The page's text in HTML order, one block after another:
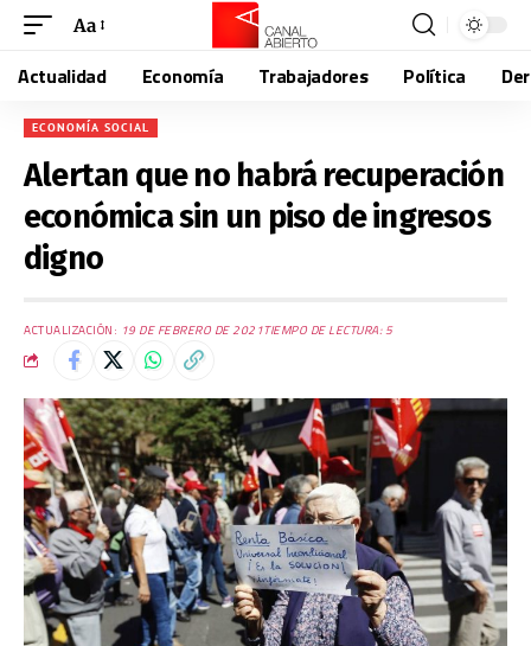
Aa
Actualidad Economía Trabajadores Política
ECONOMÍA SOCIAL
Alertan que no habrá recuperación
económica sin un piso de ingresos
digno
ACTUALIZACIÓN: 19 DE FEBRERO DE 2021TIEMPO DE LECTURA: 5